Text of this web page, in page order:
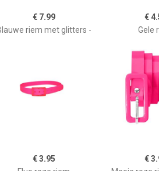
€ 7.99
riem met glitters -
€
Gele
€ 3.95
€